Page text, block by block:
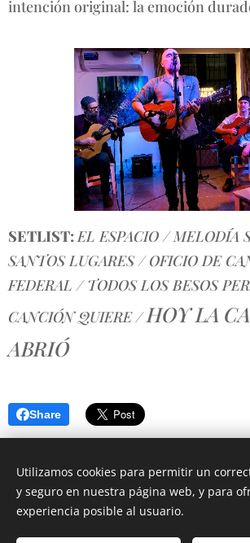
intención original: la emoción
SETLIST:EL ESPACIO / MELODÍA
SANTOS LUGARES / OFICIO DE
FEDERAL / TODOS LOS BESOS
CANCIÓN QUIERE /HOY LA
ABRIÓ
Share
Utilizamos cookies para permitir un
y seguro en nuestra página web, y para
experiencia posible al usuario.